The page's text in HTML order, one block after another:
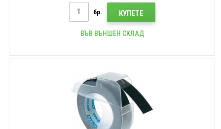
бр. КУПЕТЕ
ВЪВ ВЪНШЕН СКЛАД